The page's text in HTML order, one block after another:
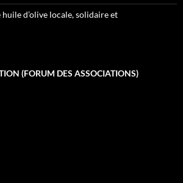
d’olive locale, solidaire et
(FORUM DES ASSOCIATIONS)